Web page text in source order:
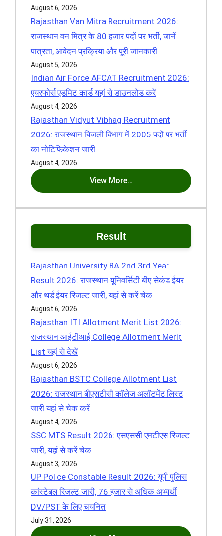
August 6, 2026
Rajasthan Van Mitra Recruitment 2026:
राजस्थान वन मित्र के 80 हजार पदों पर भर्ती, जानें
पात्रता, आवेदन प्रक्रिया और पूरी जानकारी
August 5, 2026
Indian Air Force AFCAT Recruitment 2026:
एयरफोर्स एडमिट कार्ड यहां से डाउनलोड करें
August 4, 2026
Rajasthan Vidyut Vibhag Recruitment
2026: राजस्थान बिजली विभाग में 2005 पदों पर भर्ती
का नोटिफिकेशन जारी
August 4, 2026
View More…
Result
Rajasthan University BA 2nd 3rd Year
Result 2026: राजस्थान यूनिवर्सिटी बीए सेकंड ईयर
और थर्ड ईयर रिजल्ट जारी, यहां से करें चेक
August 6, 2026
Rajasthan ITI Allotment Merit List 2026:
राजस्थान आईटीआई College Allotment Merit
List यहां से देखें
August 6, 2026
Rajasthan BSTC College Allotment List
2026: राजस्थान बीएसटीसी कॉलेज अलॉटमेंट लिस्ट
जारी यहां से चेक करें
August 4, 2026
SSC MTS Result 2026: एसएससी एमटीएस रिजल्ट
जारी, यहां से करें चेक
August 3, 2026
UP Police Constable Result 2026: यूपी पुलिस
कांस्टेबल रिजल्ट जारी, 76 हजार से अधिक अभ्यर्थी
DV/PST के लिए चयनित
July 31, 2026